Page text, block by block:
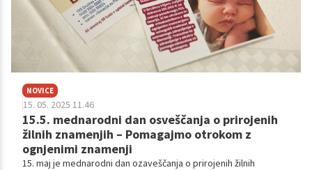
NOVICE
15. 05. 2025 11.46
15.5. mednarodni dan osveščanja o prirojenih
žilnih znamenjih – Pomagajmo otrokom z
ognjenimi znamenji
15. maj je mednarodni dan ozaveščanja o prirojenih žilnih